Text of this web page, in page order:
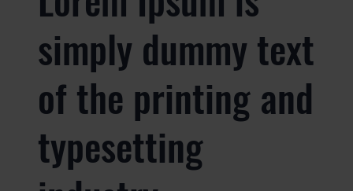
simply dummy text
of the printing and
typesetting